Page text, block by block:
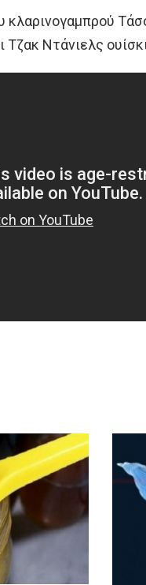
κλαρινογαμπρού
Τζακ Ντάνιελς